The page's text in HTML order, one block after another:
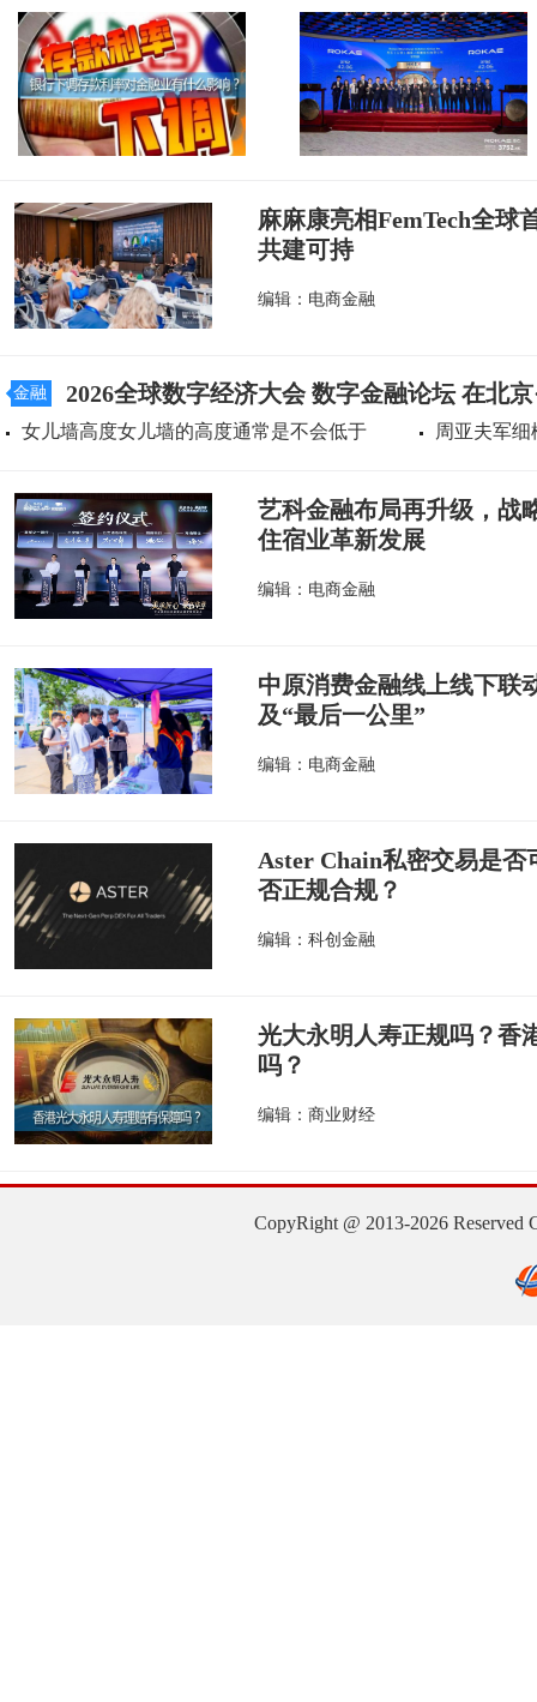
麻麻康亮相FemTech全球
共建可持
编辑：电商金融
金融 2026全球数字经济大会 数字金融论坛 在北
女儿墙高度女儿墙的高度通常是不会低于 周亚夫军
艺科金融布局再升级，战
住宿业革新发展
编辑：电商金融
中原消费金融线上线下联
及“最后一公里”
编辑：电商金融
Aster Chain私密交易是
否正规合规？
编辑：科创金融
光大永明人寿正规吗？香
吗？
编辑：商业财经
CopyRight @ 2013-2026